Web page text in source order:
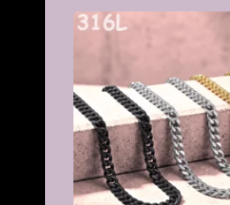
Motif
Matière
Couleur
Diamètre des
perles